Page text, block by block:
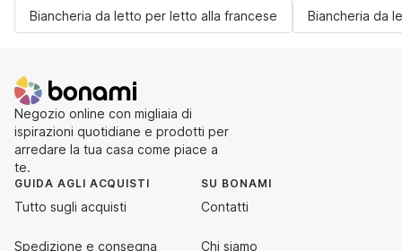
Biancheria da letto per letto alla francese Biancheria da
Negozio online con migliaia di
ispirazioni quotidiane e prodotti per
arredare la tua casa come piace a
te.
GUIDA AGLI ACQUISTI
Tutto sugli acquisti
Spedizione e consegna
SU BONAMI
Contatti
Chi siamo